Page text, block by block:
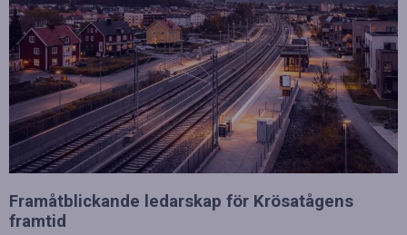
Framåtblickande ledarskap för Krösatågens
framtid